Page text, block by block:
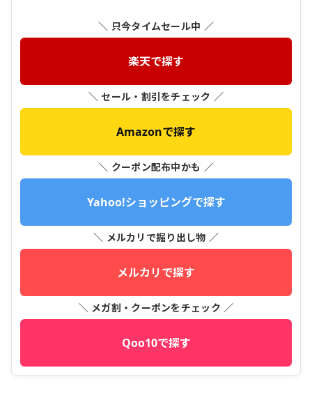
＼ 只今タイムセール中 ／
楽天で探す
＼ セール・割引をチェック ／
Amazonで探す
＼ クーポン配布中かも ／
Yahoo!ショッピングで探す
＼ メルカリで掘り出し物 ／
メルカリで探す
＼ メガ割・クーポンをチェック ／
Qoo10で探す